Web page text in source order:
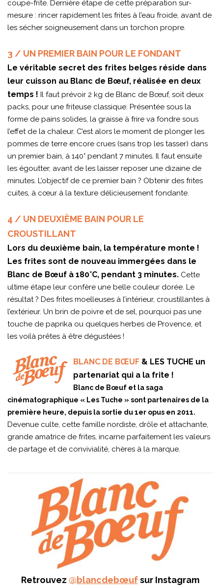
coupe-frite. Dernière étape de cette préparation sur-
mesure : rincer rapidement les frites à l’eau froide, avant de
les sécher soigneusement dans un torchon propre.
3 / UN PREMIER BAIN POUR LE FONDANT
Le véritable secret des frites belges réside dans
leur cuisson au Blanc de Bœuf, réalisée en deux
temps ! Il faut prévoir 2 kg de Blanc de Bœuf, soit deux
packs, pour une friteuse classique. Présentée sous la
forme de pains solides, la graisse à frire va fondre sous
l’effet de la chaleur. C’est alors le moment de plonger les
pommes de terre encore crues (sans trop les tasser) dans
un premier bain, à 140° pendant 7 minutes. Il faut ensuite
les égoutter, avant de les laisser reposer une dizaine de
minutes. L’objectif de ce premier bain ? Obtenir des frites
cuites, à cœur à la texture délicieusement fondante.
4 / UN DEUXIÈME BAIN POUR LE
CROUSTILLANT
Lors du deuxième bain, la température monte !
Les frites sont de nouveau immergées dans le
Blanc de Bœuf à 180°C, pendant 3 minutes. Cette
ultime étape leur confère une belle couleur dorée. Le
résultat ? Des frites moelleuses à l’intérieur, croustillantes à
l’extérieur. Un brin de poivre et de sel, pourquoi pas une
touche de paprika ou quelques herbes de Provence, et
les voilà prêtes à être dégustées !
BLANC DE BŒUF & LES TUCHE un
partenariat qui a la frite !
Blanc de Bœuf et la saga
cinématographique « Les Tuche » sont partenaires de la
première heure, depuis la sortie du 1er opus en 2011.
Devenue culte, cette famille nordiste, drôle et attachante,
grande amatrice de frites, incarne parfaitement les valeurs
de partage et de convivialité, chères à la marque.
Retrouvez @blancdebœufsur Instagram